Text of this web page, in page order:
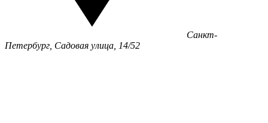
Санкт-
Петербург, Садовая улица, 14/52